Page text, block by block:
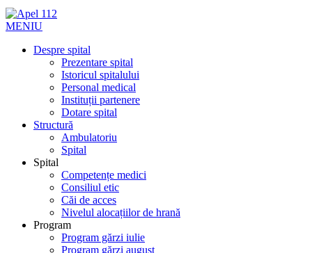
MENIU
Despre spital
Prezentare spital
Istoricul spitalului
Personal medical
Instituții partenere
Dotare spital
Structură
Ambulatoriu
Spital
Spital
Competențe medici
Consiliul etic
Căi de acces
Nivelul alocațiilor de hrană
Program
Program gărzi iulie
Program gărzi august